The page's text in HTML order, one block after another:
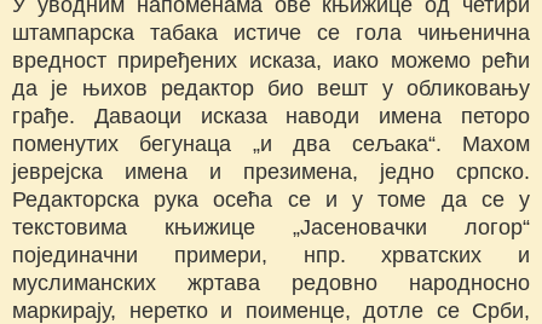
штампарска табака истиче се гола чињенична
вредност приређених исказа, иако можемо рећи
да је њихов редактор био вешт у обликовању
грађе. Даваоци исказа наводи имена петоро
поменутих бегунаца „и два сељака“. Махом
јеврејска имена и презимена, једно српско.
Редакторска рука осећа се и у томе да се у
текстовима књижице „Јасеновачки логор“
појединачни примери, нпр. хрватских и
муслиманских жртава редовно народносно
маркирају, неретко и поименце, дотле се Срби,